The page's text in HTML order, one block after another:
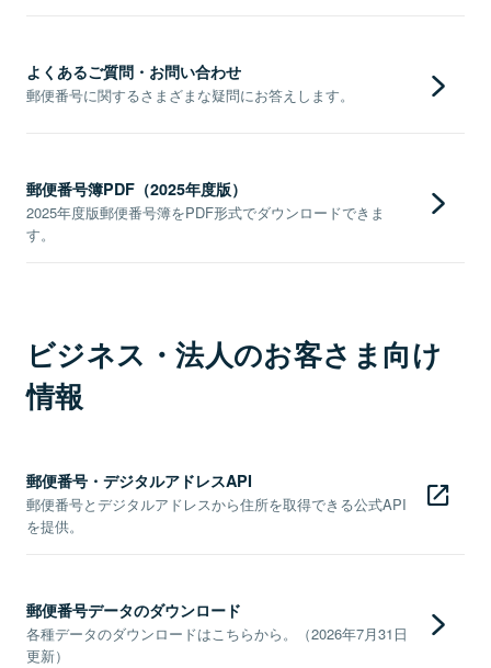
よくあるご質問・お問い合わせ
郵便番号に関するさまざまな疑問にお答えします。
郵便番号簿PDF（2025年度版）
2025年度版郵便番号簿をPDF形式でダウンロードできま
す。
ビジネス・法人のお客さま向け
情報
郵便番号・デジタルアドレスAPI
郵便番号とデジタルアドレスから住所を取得できる公式API
を提供。
郵便番号データのダウンロード
各種データのダウンロードはこちらから。（2026年7月31日
更新）